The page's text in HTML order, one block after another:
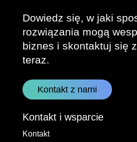
Dowiedz się, w jaki
rozwiązania mogą
biznes i skontaktuj się
teraz.
Kontakt z nami
Kontakt i wsparcie
Kontakt